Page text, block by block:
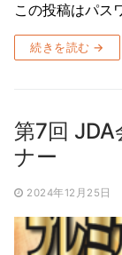
この投稿はパス
続きを読む →
第7回 JDA
ナー
2024年12月25日